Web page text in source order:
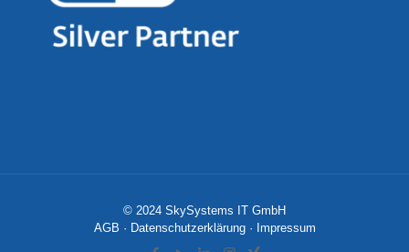
© 2024 SkySystems IT GmbH
AGB · Datenschutzerklärung· Impressum